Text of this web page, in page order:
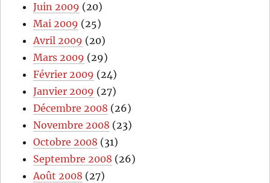
Juin 2009 (20)
Mai 2009 (25)
Avril 2009 (20)
Mars 2009 (29)
Février 2009 (24)
Janvier 2009 (27)
Décembre 2008 (26)
Novembre 2008 (23)
Octobre 2008 (31)
Septembre 2008 (26)
Août 2008 (27)